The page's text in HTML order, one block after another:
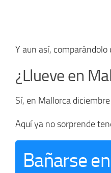
Y aun así,
¿Llueve en
Sí, en Mallorca
Aquí ya no sorprende
Bañarse